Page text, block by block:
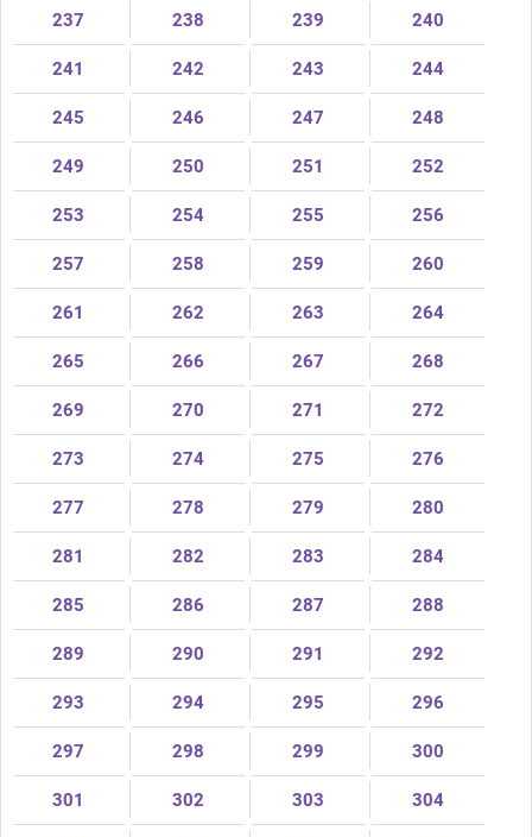
237 238 239 240
241 242 243 244
245 246 247 248
249 250 251 252
253 254 255 256
257 258 259 260
261 262 263 264
265 266 267 268
269 270 271 272
273 274 275 276
277 278 279 280
281 282 283 284
285 286 287 288
289 290 291 292
293 294 295 296
297 298 299 300
301 302 303 304